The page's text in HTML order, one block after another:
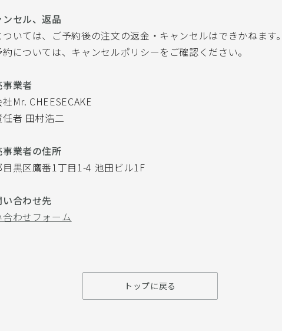
セル、返品
いては、ご予約後の注文の返金・キャンセルはできかねます。
については、キャンセルポリシーをご確認ください。
業者
Mr. CHEESECAKE
任者 田村浩二
業者の住所
黒区鷹番1丁目1-4 池田ビル1F
合わせ先
合わせフォーム
トップに戻る